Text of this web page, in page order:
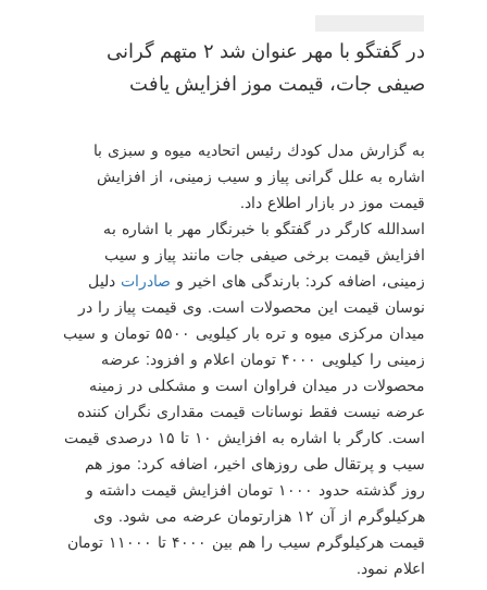
در گفتگو با مهر عنوان شد ۲ متهم گرانی
صیفی جات، قیمت موز افزایش یافت
به گزارش مدل كودك رئیس اتحادیه میوه و سبزی با
اشاره به علل گرانی پیاز و سیب زمینی، از افزایش
قیمت موز در بازار اطلاع داد.
اسدالله كارگر در گفتگو با خبرنگار مهر با اشاره به
افزایش قیمت برخی صیفی جات مانند پیاز و سیب
زمینی، اضافه كرد: بارندگی های اخیر و صادرات دلیل
نوسان قیمت این محصولات است. وی قیمت پیاز را در
میدان مركزی میوه و تره بار كیلویی ۵۵۰۰ تومان و سیب
زمینی را كیلویی ۴۰۰۰ تومان اعلام و افزود: عرضه
محصولات در میدان فراوان است و مشكلی در زمینه
عرضه نیست فقط نوسانات قیمت مقداری نگران كننده
است. كارگر با اشاره به افزایش ۱۰ تا ۱۵ درصدی قیمت
سیب و پرتقال طی روزهای اخیر، اضافه كرد: موز هم
روز گذشته حدود ۱۰۰۰ تومان افزایش قیمت داشته و
هركیلوگرم از آن ۱۲ هزارتومان عرضه می شود. وی
قیمت هركیلوگرم سیب را هم بین ۴۰۰۰ تا ۱۱۰۰۰ تومان
اعلام نمود.